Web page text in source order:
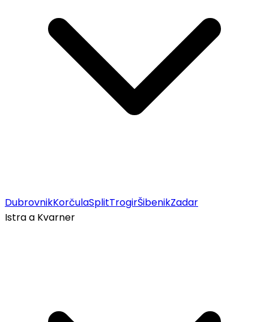
DubrovnikKorčulaSplitTrogirŠibenikZadar
Istra a Kvarner